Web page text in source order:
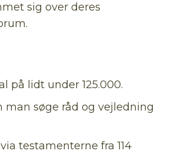
sig over deres
på lidt under 125.000.
man søge råd og vejledning
testamenterne fra 114